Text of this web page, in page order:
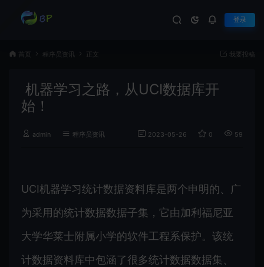
登录
首页 程序员资讯 正文 我要投稿
机器学习之路，从UCI数据库开
始！
admin 程序员资讯 2023-05-26 0 590
UCI机器学习统计数据资料库是两个申明的、广
为采用的统计数据数据子集，它由加利福尼亚
大学华莱士附属小学的软件工程系保护。该统
计数据资料库中包涵了很多统计数据数据集、